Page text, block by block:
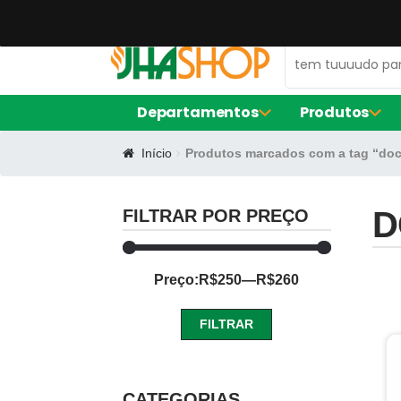
Departamentos
AMACIADOR DE CARNE
BALCÃO DE SERVIÇO
CERVEJEIRA
FORNO
MÁQUINA
Produtos
Início Produtos marcados com a tag
FILTRAR POR PREÇO
FILTRAR
Preço: R$250—R$260